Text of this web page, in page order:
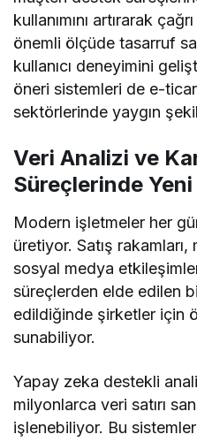
kullanımını artırarak
önemli ölçüde tasarruf
kullanıcı deneyimini
öneri sistemleri de e-
sektörlerinde yaygın
Veri Analizi ve
Süreçlerinde
Modern işletmeler her
üretiyor. Satış rakamları,
sosyal medya
süreçlerden elde edilen
edildiğinde şirketler için
sunabiliyor.
Yapay zeka destekli
milyonlarca veri satırı
işlenebiliyor. Bu